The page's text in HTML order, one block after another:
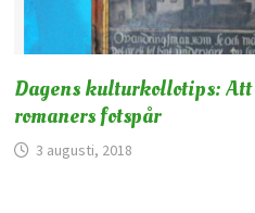
Dagens kulturkollotips:
romaners fotspår
3 augusti, 2018